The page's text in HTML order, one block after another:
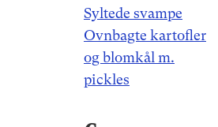
Syltede svampe
Ovnbagte kartofler
og blomkål m.
pickles